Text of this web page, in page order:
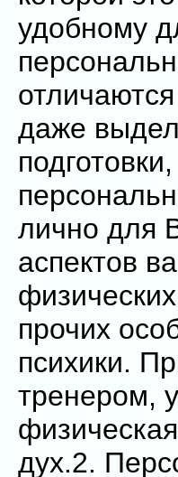
удобному
даже
лично для
аспектов
прочих
психики.
тренером,
дух.2.